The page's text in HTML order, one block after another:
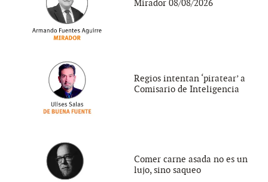
Mirador 08/08/2026
Regios intentan ‘piratear’ a
Comisario de Inteligencia
Comer carne asada no es un
lujo, sino saqueo